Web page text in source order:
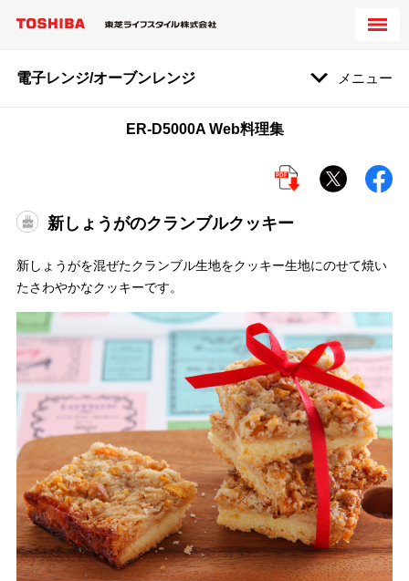
電子レンジ/オーブンレンジ メニュー
ER-D5000A Web料理集
新しょうがのクランブルクッキー
新しょうがを混ぜたクランブル生地をクッキー生地にのせて焼い
たさわやかなクッキーです。